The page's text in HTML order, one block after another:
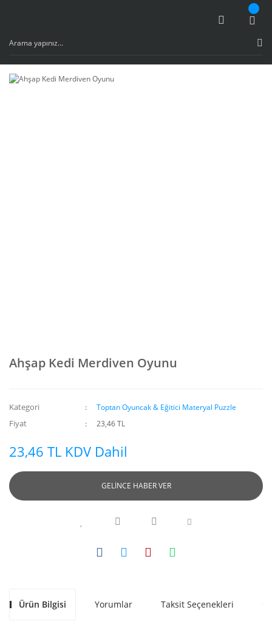
Ahşap Kedi Merdiven Oyunu
Kategori Toptan Oyuncak & Eğitici Materyal Puzzle
Fiyat 23,46 TL
23,46 TL KDV Dahil
GELİNCE HABER VER
Ürün Bilgisi Yorumlar Taksit Seçenekleri